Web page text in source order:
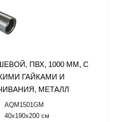
ПВХ, 1000 ММ, С
ГАЙКАМИ И
МЕТАЛЛ
AQM1501GM
40х190х200 см